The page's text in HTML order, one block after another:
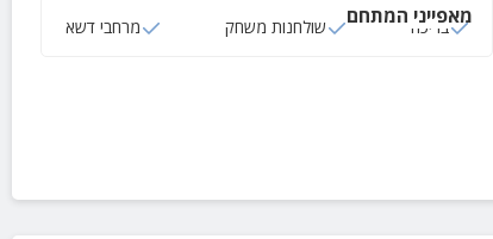
מאפייני המתחם
בריכה שולחנות משחק מרחבי דשא